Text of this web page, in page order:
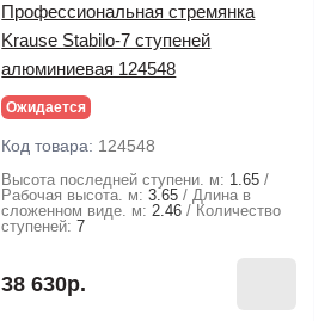
Профессиональная стремянка
Krause Stabilo-7 ступеней
алюминиевая 124548
Ожидается
Код товара: 124548
Высота последней ступени. м: 1.65
Рабочая высота. м: 3.65
Длина в
сложенном виде. м: 2.46
Количество
ступеней: 7
38 630р.